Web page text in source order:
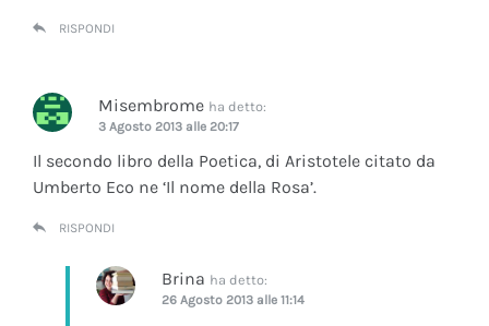
RISPONDI
Misembrome ha detto:
3 Agosto 2013 alle 20:17
Il secondo libro della Poetica, di Aristotele citato da
Umberto Eco ne ‘Il nome della Rosa’.
RISPONDI
Brina ha detto:
26 Agosto 2013 alle 11:14